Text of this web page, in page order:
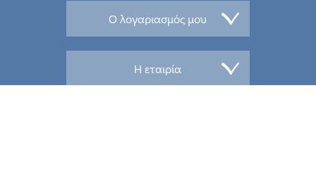
Ο λογαριασμός μου
Η εταιρία